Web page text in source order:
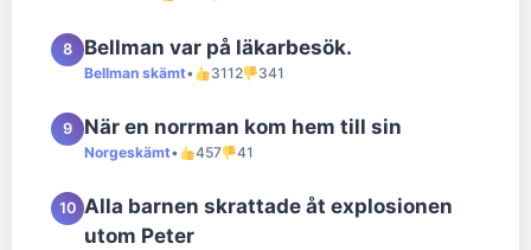
8 Bellman var på läkarbesök.
Bellman skämt• 3112 341
9 När en norrman kom hem till sin
Norgeskämt• 457 41
10 Alla barnen skrattade åt explosionen
utom Peter